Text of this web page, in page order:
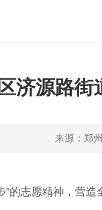
济源路
来源： 郑
志愿精神，营造